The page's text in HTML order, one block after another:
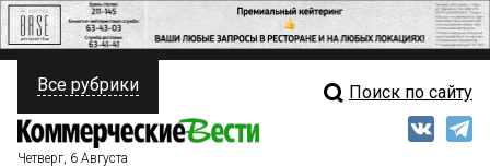
ПОЛИТИКА
ФИНАНСЫ
Свежий выпуск
Все рубрики Поиск по сайту
Четверг, 6 Августа